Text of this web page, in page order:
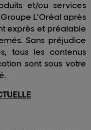
et/ou services
L’Oréal après
exprès et préalable
Sans préjudice
tous les contenus
sont sous votre